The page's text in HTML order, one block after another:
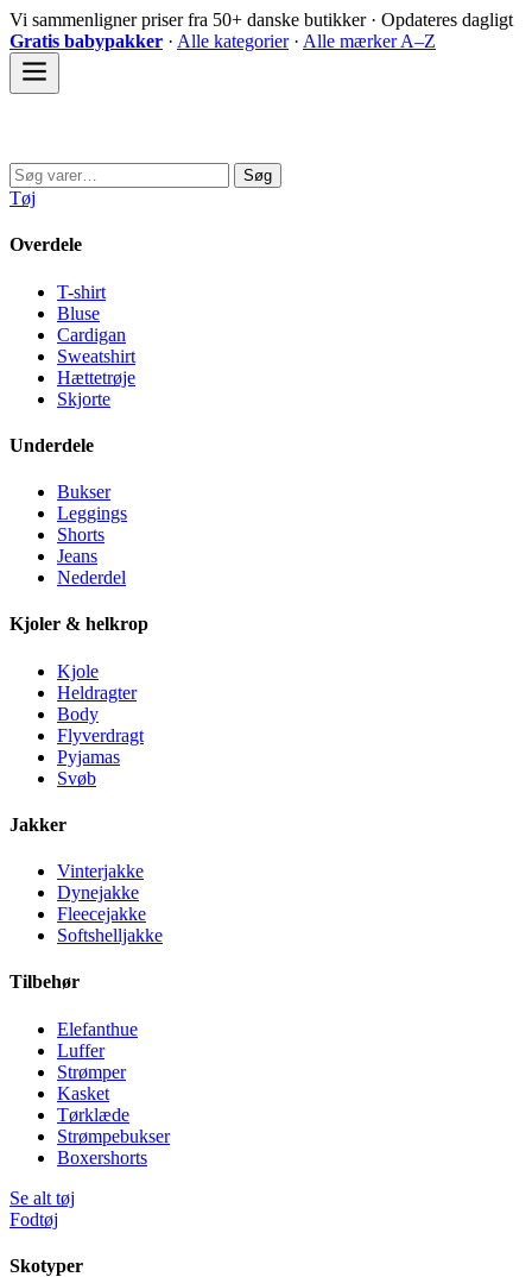
Spring
til
indhold
Vi sammenligner priser fra 50+ danske butikker · Opdateres dagligt
Gratis babypakker · Alle kategorier· Alle mærker A–Z
Søg
efter:
Søg
Tøj
Overdele
T-shirt
Bluse
Cardigan
Sweatshirt
Hættetrøje
Skjorte
Underdele
Bukser
Leggings
Shorts
Jeans
Nederdel
Kjoler & helkrop
Kjole
Heldragter
Body
Flyverdragt
Pyjamas
Svøb
Jakker
Vinterjakke
Dynejakke
Fleecejakke
Softshelljakke
Tilbehør
Elefanthue
Luffer
Strømper
Kasket
Tørklæde
Strømpebukser
Boxershorts
Se alt tøj
Fodtøj
Skotyper